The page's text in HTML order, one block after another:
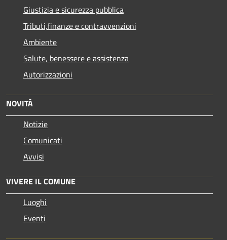
Giustizia e sicurezza pubblica
Tributi,finanze e contravvenzioni
Ambiente
Salute, benessere e assistenza
Autorizzazioni
NOVITÀ
Notizie
Comunicati
Avvisi
VIVERE IL COMUNE
Luoghi
Eventi